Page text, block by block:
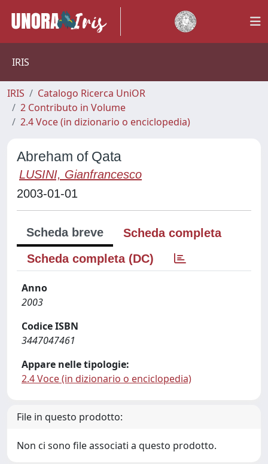
IRIS
IRIS
Catalogo Ricerca UniOR
2 Contributo in Volume
2.4 Voce (in dizionario o enciclopedia)
Abreham of Qata
LUSINI, Gianfrancesco
2003-01-01
Scheda breve
Scheda completa
Scheda completa (DC)
Anno
2003
Codice ISBN
3447047461
Appare nelle tipologie:
2.4 Voce (in dizionario o enciclopedia)
File in questo prodotto:
Non ci sono file associati a questo prodotto.